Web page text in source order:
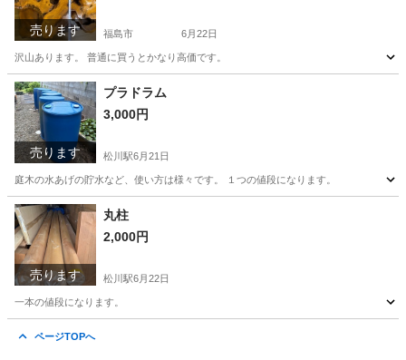
売ります 福島市 6月22日
沢山あります。 普通に買うとかなり高価です。
福島 福島市 家具
売ります
プラドラム
3,000円
松川駅6月21日
庭木の水あげの貯水など、使い方は様々です。 １つの値段になります。
福島 二本松市
売ります
丸柱
2,000円
松川駅6月22日
一本の値段になります。
ページTOPへ